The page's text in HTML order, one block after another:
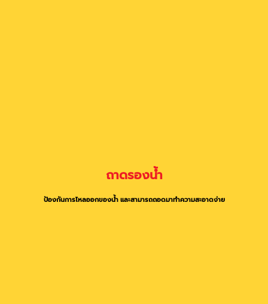
ถาดรองน้ำ
ป้องกันการไหลออกของน้ำ และสามารถถอดมาทำความสะอาดง่าย